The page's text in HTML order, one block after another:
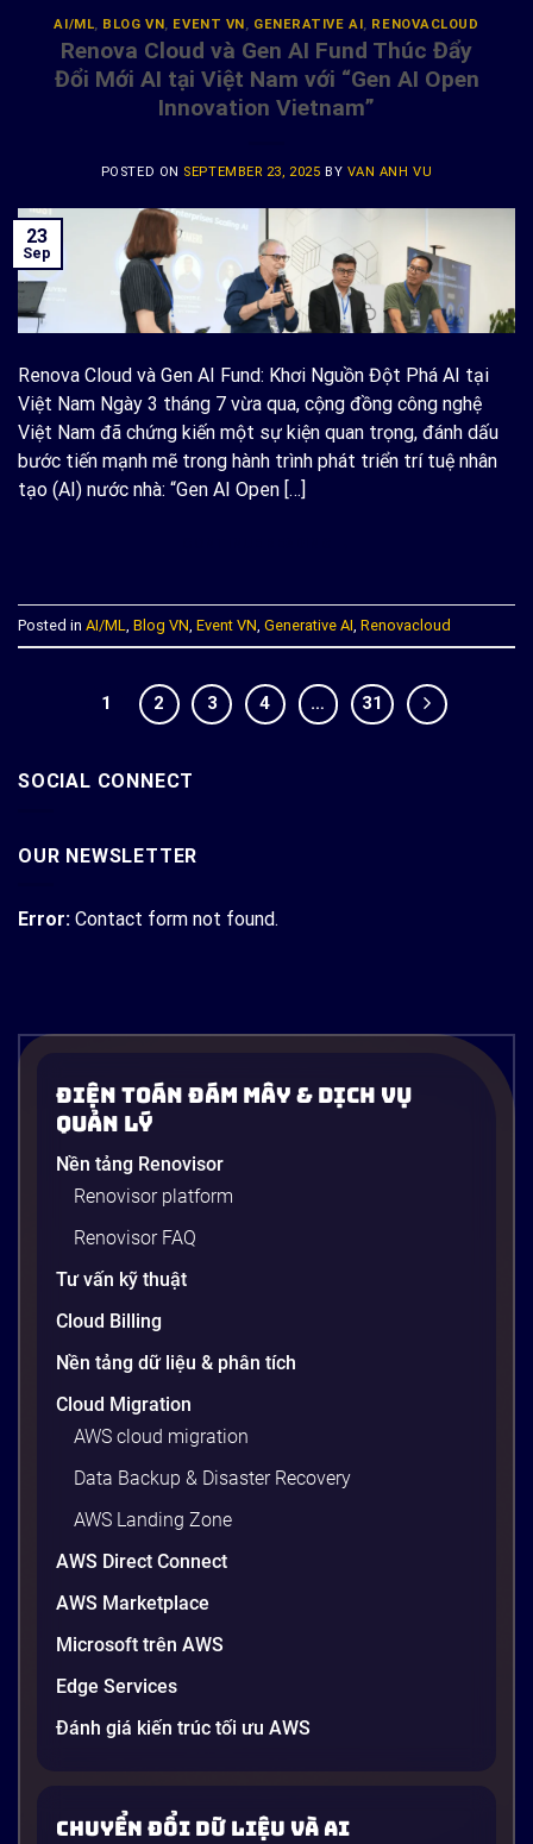
AI/ML, BLOG VN, EVENT VN, GENERATIVE AI, RENOVACLOUD
Renova Cloud và Gen AI Fund Thúc Đẩy
Đổi Mới AI tại Việt Nam với “Gen AI Open
Innovation Vietnam”
POSTED ON SEPTEMBER 23, 2025 BY VAN ANH VU
23
Sep
Renova Cloud và Gen AI Fund: Khơi Nguồn Đột Phá AI tại
Việt Nam Ngày 3 tháng 7 vừa qua, cộng đồng công nghệ
Việt Nam đã chứng kiến một sự kiện quan trọng, đánh dấu
bước tiến mạnh mẽ trong hành trình phát triển trí tuệ nhân
tạo (AI) nước nhà: “Gen AI Open […]
Posted in AI/ML Blog VN Event VN Generative AI Renovacloud
1 2 3 4 … 31
SOCIAL CONNECT
OUR NEWSLETTER
Error: Contact form not found.
Điện Toán Đám Mây & Dịch Vụ
Quản Lý
Nền tảng Renovisor
Renovisor platform
Renovisor FAQ
Tư vấn kỹ thuật
Cloud Billing
Nền tảng dữ liệu & phân tích
Cloud Migration
AWS cloud migration
Data Backup & Disaster Recovery
AWS Landing Zone
AWS Direct Connect
AWS Marketplace
Microsoft trên AWS
Edge Services
Đánh giá kiến trúc tối ưu AWS
Chuyển đổi dữ liệu và AI